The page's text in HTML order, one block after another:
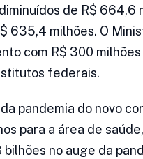
de R$ 664,6
635,4 milhões. O
com R$ 300
federais.
pandemia do novo
para a área de
no auge da